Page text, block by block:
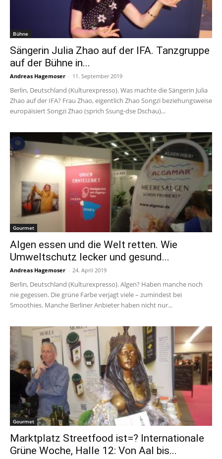
Bühne
Sängerin Julia Zhao auf der IFA. Tanzgruppe
auf der Bühne in...
Andreas Hagemoser - 11. September 2019
Berlin, Deutschland (Kulturexpresso). Was machte die Sängerin Julia
Zhao auf der IFA? Frau Zhao, eigentlich Zhao Songzi beziehungsweise
europäisiert Songzi Zhao (sprich Ssung-dse Dschau)...
Gourmet
Algen essen und die Welt retten. Wie
Umweltschutz lecker und gesund...
Andreas Hagemoser - 24. April 2019
Berlin, Deutschland (Kulturexpresso). Algen? Haben manche noch
nie gegessen. Die grüne Farbe verjagt viele – zumindest bei
Smoothies. Manche Berliner Anbieter haben nicht nur...
Gourmet
Marktplatz Streetfood ist=? Internationale
Grüne Woche, Halle 12: Von Aal bis...